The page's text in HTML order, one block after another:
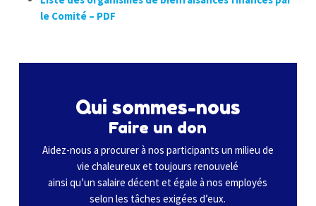
le Comité – PDF
Qui sommes-nous
Faire un don
Aidez-nous a procurer à nos participants un milieu de
vie chaleureux et toujours renouvelé
ainsi qu’un salaire décent et égale à nos employés
selon les tâches exigées d’eux.